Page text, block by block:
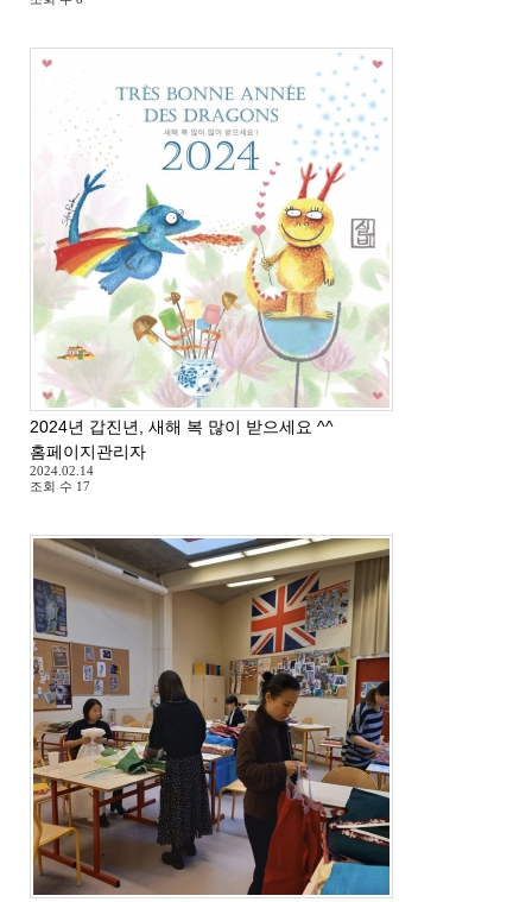
2024년 갑진년, 새해 복 많이 받으세요 ^^
홈페이지관리자
2024.02.14
조회 수 17